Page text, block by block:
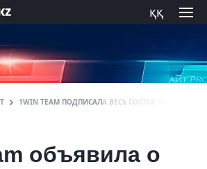
ққ
1WIN TEAM ПОДПИСАЛА ВЕСЬ СОСТАВ TUNDRA
объявила о